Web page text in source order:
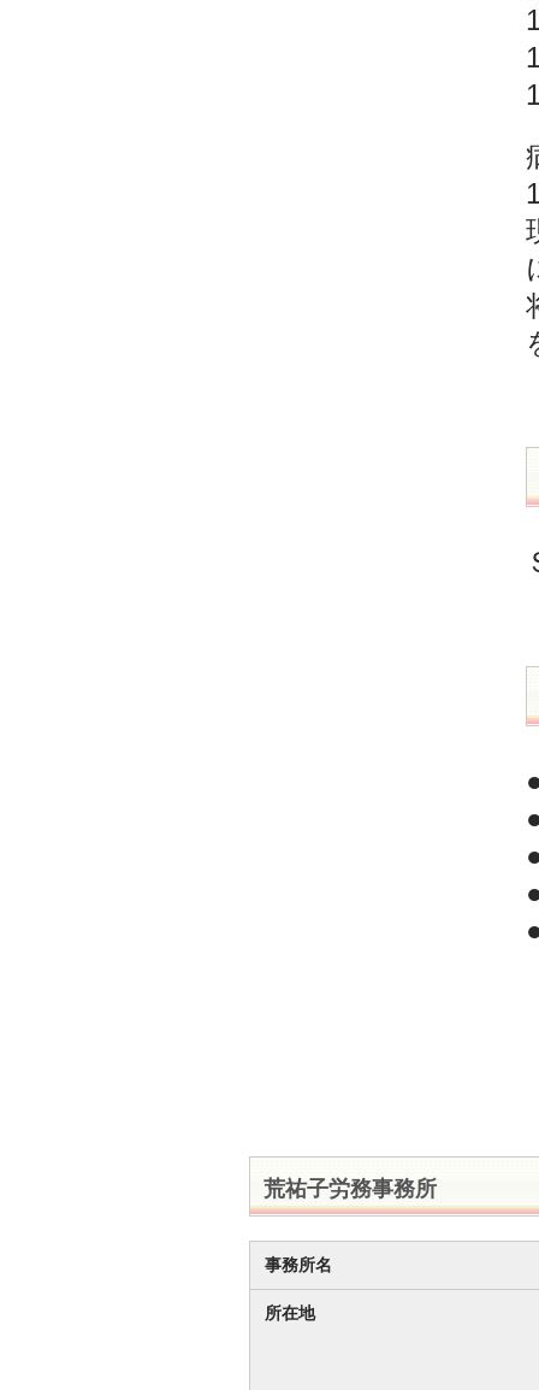
荒祐子労務事務所
事務所名
所在地